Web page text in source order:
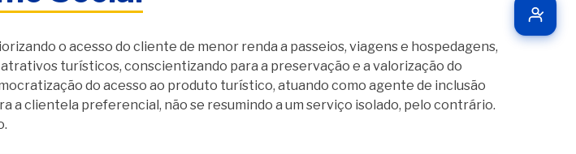
o acesso do cliente de menor renda a passeios, viagens e hospedagens,
turísticos, conscientizando para a preservação e a valorização do
do acesso ao produto turístico, atuando como agente de inclusão
a clientela preferencial, não se resumindo a um serviço isolado, pelo contrário.